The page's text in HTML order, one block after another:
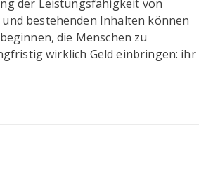
der Leistungsfähigkeit von
bestehenden Inhalten können
die Menschen zu
wirklich Geld einbringen: ihr